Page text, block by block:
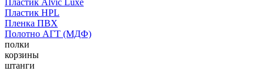
Пластик HPL
Пленка ПВХ
Полотно АГТ (МДФ)
полки
корзины
штанги